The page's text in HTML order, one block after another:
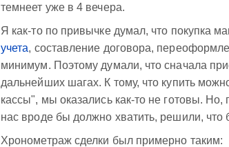
темнеет уже в 4 вечера.
Я как-то по привычке думал, что покупка
учета, составление договора,
минимум. Поэтому думали, что сначала
дальнейших шагах. К тому, что купить
кассы", мы оказались как-то не готовы. Но,
нас вроде бы должно хватить, решили, что
Хронометраж сделки был примерно таким: